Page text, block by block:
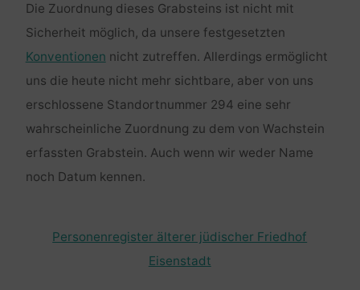
Die Zuordnung dieses Grabsteins ist nicht mit
Sicherheit möglich, da unsere festgesetzten
Konventionen nicht zutreffen. Allerdings ermöglicht
uns die heute nicht mehr sichtbare, aber von uns
erschlossene Standortnummer 294 eine sehr
wahrscheinliche Zuordnung zu dem von Wachstein
erfassten Grabstein. Auch wenn wir weder Name
noch Datum kennen.
Personenregister älterer jüdischer Friedhof
Eisenstadt